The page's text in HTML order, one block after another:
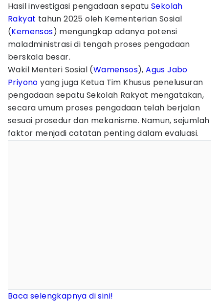
Hasil investigasi pengadaan sepatu Sekolah
Rakyat tahun 2025 oleh Kementerian Sosial
(Kemensos) mengungkap adanya potensi
maladministrasi di tengah proses pengadaan
berskala besar.
Wakil Menteri Sosial (Wamensos),Agus Jabo
Priyono yang juga Ketua Tim Khusus penelusuran
pengadaan sepatu Sekolah Rakyat mengatakan,
secara umum proses pengadaan telah berjalan
sesuai prosedur dan mekanisme. Namun, sejumlah
faktor menjadi catatan penting dalam evaluasi.
Baca selengkapnya di sini!